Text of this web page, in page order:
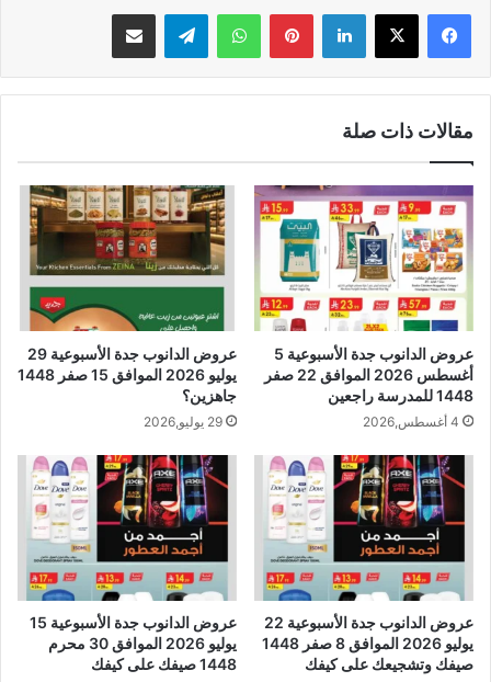
لينكدإن بينتيريستواتساب تيلقرام مشاركة عبر البريد
مقالات ذات صلة
عروض الدانوب جدة الأسبوعية 5
أغسطس 2026 الموافق 22 صفر
1448 للمدرسة راجعين
4 أغسطس,2026
عروض الدانوب جدة الأسبوعية 29
يوليو 2026 الموافق 15 صفر 1448
جاهزين؟
29 يوليو,2026
عروض الدانوب جدة الأسبوعية 22
يوليو 2026 الموافق 8 صفر 1448
صيفك وتشجيعك على كيفك
عروض الدانوب جدة الأسبوعية 15
يوليو 2026 الموافق 30 محرم
1448 صيفك على كيفك